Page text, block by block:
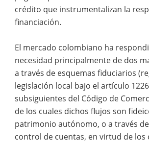
crédito que instrumentalizan la
financiación.
El mercado colombiano ha
necesidad principalmente de dos
a través de esquemas fiduciarios
legislación local bajo el artículo
subsiguientes del Código de
de los cuales dichos flujos son
patrimonio autónomo, o a través
control de cuentas, en virtud de los